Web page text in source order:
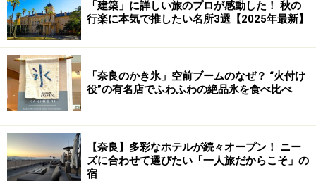
「建築」に詳しい旅のプロが感動した！ 秋の
行楽に本気で推したい名所3選【2025年最新】
「奈良のかき氷」空前ブームのなぜ？ “火付け
役”の有名店でふわふわの絶品氷を食べ比べ
【奈良】多彩なホテルが続々オープン！ ニー
ズに合わせて選びたい「一人旅だからこそ」の
宿